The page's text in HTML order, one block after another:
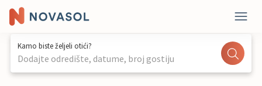
Kamo biste željeli otići?
Dodajte odredište, datume, broj gostiju
1 / 20